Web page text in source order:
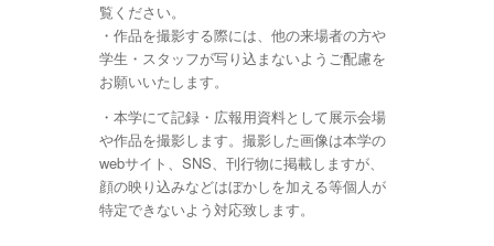
覧ください。
・作品を撮影する際には、他の来場者の方や
学生・スタッフが写り込まないようご配慮を
お願いいたします。
・本学にて記録・広報用資料として展示会場
や作品を撮影します。撮影した画像は本学の
webサイト、SNS、刊行物に掲載しますが、
顔の映り込みなどはぼかしを加える等個人が
特定できないよう対応致します。